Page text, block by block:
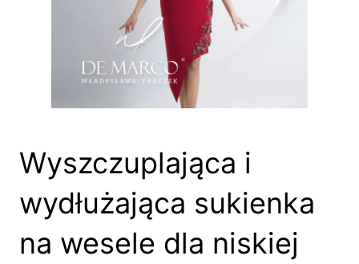
Wyszczuplająca i
wydłużająca sukienka
na wesele dla niskiej